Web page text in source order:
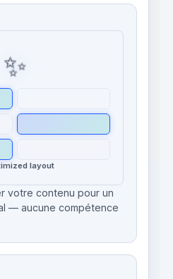
✨
layout
votre contenu pour un
— aucune compétence